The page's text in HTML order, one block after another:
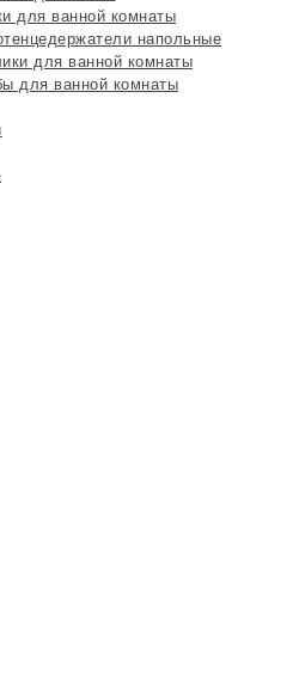
для ванной комнаты
напольные
для ванной комнаты
для ванной комнаты